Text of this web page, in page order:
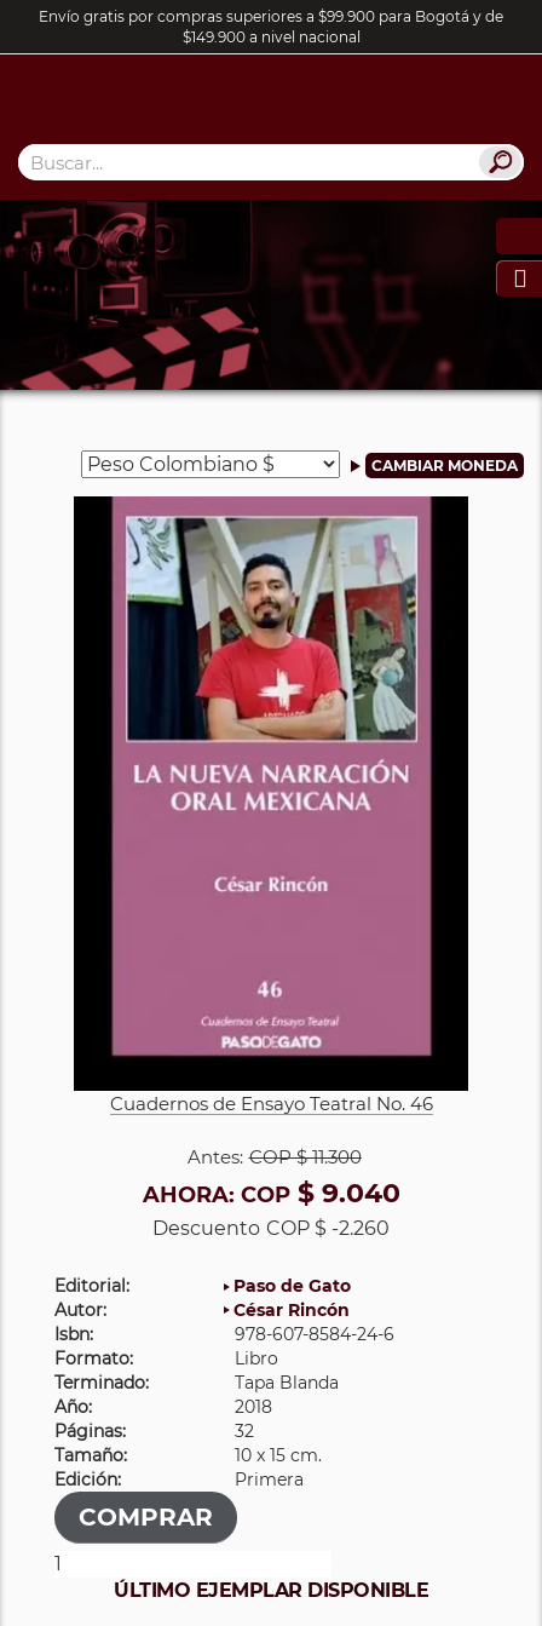
Envío gratis por compras superiores a $99.900 para Bogotá y de
$149.900 a nivel nacional

Cuadernos de Ensayo Teatral No. 46
Antes: COP$ 11.300
AHORA: COP$ 9.040
Descuento COP $ -2.260
Editorial:
Paso de Gato
Autor:
César Rincón
Isbn:
978-607-8584-24-6
Formato:
Libro
Terminado:
Tapa Blanda
Año:
2018
Páginas:
32
Tamaño:
10 x 15 cm.
Edición:
Primera
ÚLTIMO EJEMPLAR DISPONIBLE